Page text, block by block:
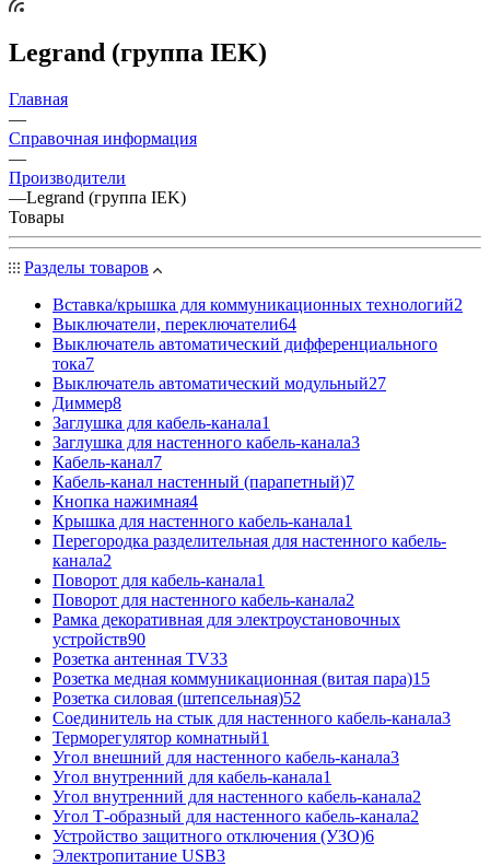
Legrand (группа IEK)
Главная
—
Справочная информация
—
Производители
—Legrand (группа IEK)
Товары
Разделы товаров
Вставка/крышка для коммуникационных технологий2
Выключатели, переключатели64
Выключатель автоматический дифференциального
тока7
Выключатель автоматический модульный27
Диммер8
Заглушка для кабель-канала1
Заглушка для настенного кабель-канала3
Кабель-канал7
Кабель-канал настенный (парапетный)7
Кнопка нажимная4
Крышка для настенного кабель-канала1
Перегородка разделительная для настенного кабель-
канала2
Поворот для кабель-канала1
Поворот для настенного кабель-канала2
Рамка декоративная для электроустановочных
устройств90
Розетка антенная TV33
Розетка медная коммуникационная (витая пара)15
Розетка силовая (штепсельная)52
Соединитель на стык для настенного кабель-канала3
Терморегулятор комнатный1
Угол внешний для настенного кабель-канала3
Угол внутренний для кабель-канала1
Угол внутренний для настенного кабель-канала2
Угол Т-образный для настенного кабель-канала2
Устройство защитного отключения (УЗО)6
Электропитание USB3